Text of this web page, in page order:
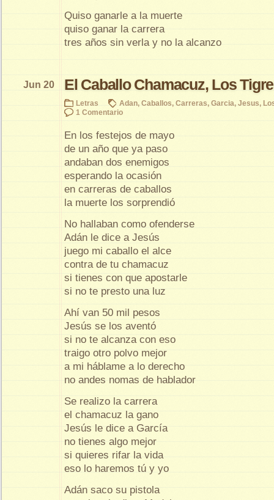
Quiso ganarle a la muerte
quiso ganar la carrera
tres años sin verla y no la alcanzo
El Caballo Chamacuz, Los
Jun 20
Letras Adan, Caballos, Carreras, Garcia, Jesus,
1 Comentario
En los festejos de mayo
de un año que ya paso
andaban dos enemigos
esperando la ocasión
en carreras de caballos
la muerte los sorprendió
No hallaban como ofenderse
Adán le dice a Jesús
juego mi caballo el alce
contra de tu chamacuz
si tienes con que apostarle
si no te presto una luz
Ahí van 50 mil pesos
Jesús se los aventó
si no te alcanza con eso
traigo otro polvo mejor
a mi háblame a lo derecho
no andes nomas de hablador
Se realizo la carrera
el chamacuz la gano
Jesús le dice a García
no tienes algo mejor
si quieres rifar la vida
eso lo haremos tú y yo
Adán saco su pistola